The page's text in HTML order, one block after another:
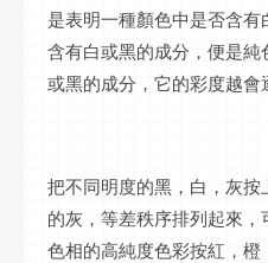
是表明一種顏色中是否含
含有白或黑的成分，便是純
或黑的成分，它的彩度越會
把不同明度的黑，白，灰
的灰，等差秩序排列起來，
色相的高純度色彩按紅，